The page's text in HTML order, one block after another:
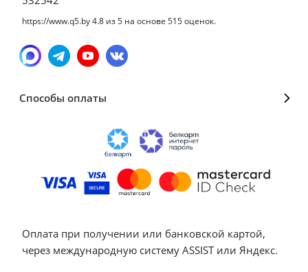
https://www.q5.by4.8 из5 на основе 515оценок.
Способы оплаты
Оплата при получении или банковской картой,
через международную систему ASSIST или Яндекс.